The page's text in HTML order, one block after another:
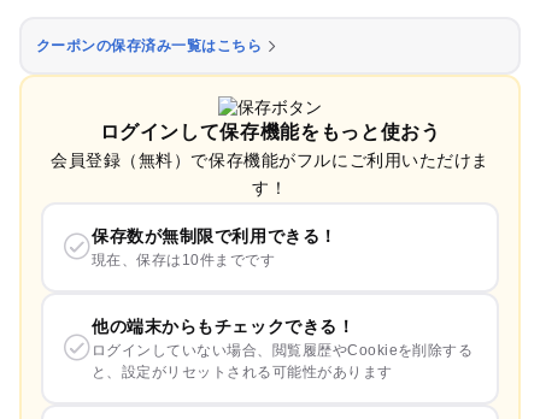
クーポンの保存済み一覧はこちら
ログインして保存機能をもっと使おう
会員登録（無料）で保存機能がフルにご利用いただけま
す！
保存数が無制限で利用できる！
現在、保存は10件までです
他の端末からもチェックできる！
ログインしていない場合、閲覧履歴やCookieを削除する
と、設定がリセットされる可能性があります